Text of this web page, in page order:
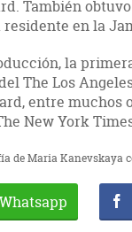
También
en la
la
The Los
entre
New York
de Maria Kanevskaya
Whatsapp